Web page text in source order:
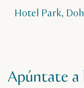
Hotel Park,
Apúntate a